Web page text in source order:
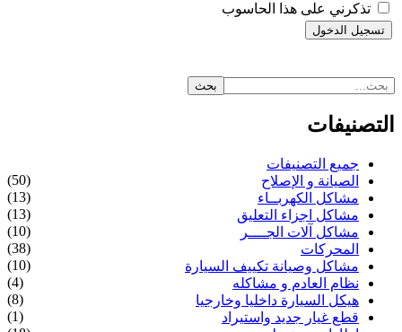
تذكرني على هذا الحاسوب
التصنيفات
جميع التصنيفات
الصيانة و الإصلاح
(50)
مشاكل الكهربــاء
(13)
مشاكل اجزاء التعليق
(13)
مشاكل آلات الجــــر
(10)
المحركات
(38)
مشاكل وصيانة تكييف السيارة
(10)
نظام العادم و مشاكله
(4)
هيكل السيارة داخليا وخارجيا
(8)
قطع غيار جديد واستيراد
(1)